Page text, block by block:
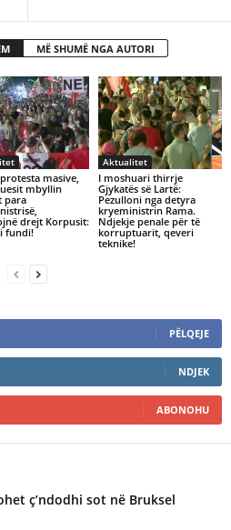
MË SHUMË NGA AUTORI
masive,
mbyllin
para
drejt Korpusit:
fundi!
Aktualitet
I moshuari thirrje
Gjykatës së Lartë:
Pezulloni nga detyra
kryeministrin Rama.
Ndjekje penale për të
korruptuarit, qeveri
teknike!
PËLQEJE
NDJEK
ABONOHU
ç’ndodhi sot në Bruksel